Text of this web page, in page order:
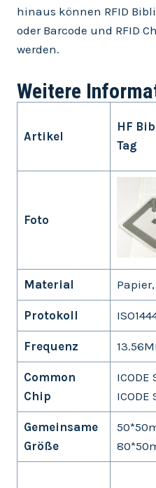
hinaus können RFID
oder Barcode und RFID
werden.
Weitere
Artikel
HF
Tag
Foto
Material
Protokoll
Frequenz
Common
Chip
ICODE
ICODE
Gemeinsame
Größe